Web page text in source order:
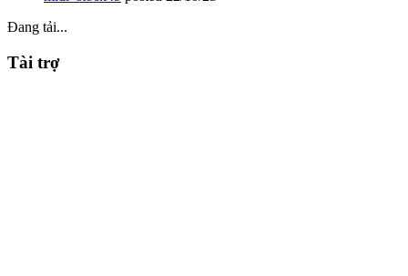
Đang tải...
Tài trợ